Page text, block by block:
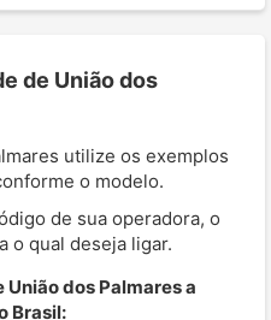
de União dos
utilize os exemplos
o modelo.
de sua operadora, o
o qual deseja ligar.
dos Palmares a
Brasil: